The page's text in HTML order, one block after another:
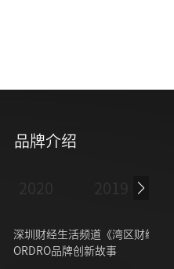
品牌介绍
区财经》：讲述欧达